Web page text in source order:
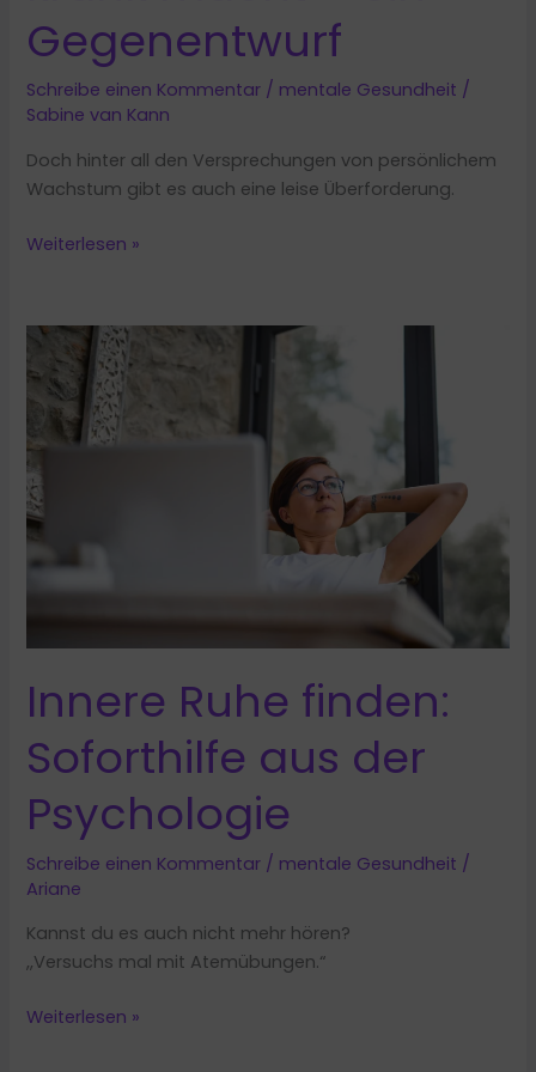
Gegenentwurf
Schreibe einen Kommentar / mentale Gesundheit /
Sabine van Kann
Doch hinter all den Versprechungen von persönlichem
Wachstum gibt es auch eine leise Überforderung.
Wenn
macht
ein
Gegenentwurf
Weiterlesen »
Innere Ruhe finden:
Soforthilfe aus der
Psychologie
Schreibe einen Kommentar / mentale Gesundheit /
Ariane
Kannst du es auch nicht mehr hören?
,,Versuchs mal mit Atemübungen.“
Innere
Weiterlesen »